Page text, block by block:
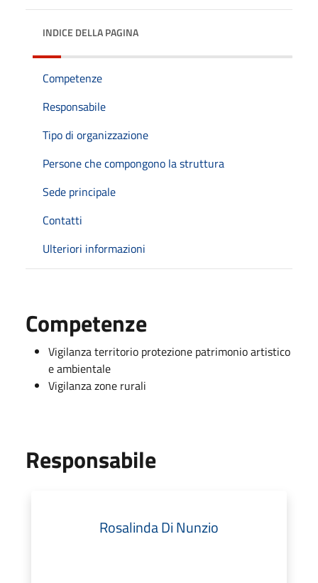
INDICE DELLA PAGINA
Competenze
Responsabile
Tipo di organizzazione
Persone che compongono la struttura
Sede principale
Contatti
Ulteriori informazioni
Competenze
Vigilanza territorio protezione patrimonio artistico
e ambientale
Vigilanza zone rurali
Responsabile
Rosalinda Di Nunzio